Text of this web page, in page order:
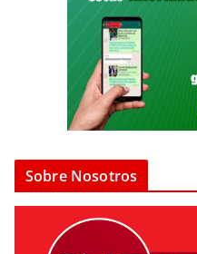
Sobre Nosotros